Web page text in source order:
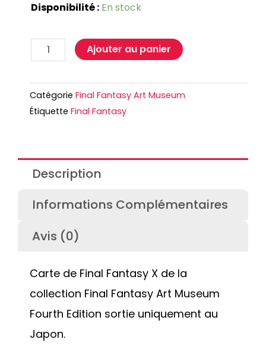
Disponibilité : En stock
Ajouter au panier
Catégorie Final Fantasy Art Museum
Étiquette Final Fantasy
Description
Informations Complémentaires
Avis (0)
Carte de Final Fantasy X de la
collection Final Fantasy Art Museum
Fourth Edition sortie uniquement au
Japon.